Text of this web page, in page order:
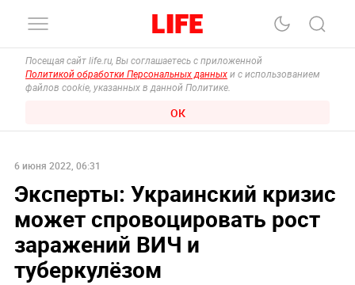
Посещая сайт life.ru, Вы соглашаетесь с приложенной
Политикой обработки Персональных данных и с использованием
файлов cookie, указанных в данной Политике.
ОК
6 июня 2022, 06:31
Эксперты: Украинский кризис
может спровоцировать рост
заражений ВИЧ и
туберкулёзом